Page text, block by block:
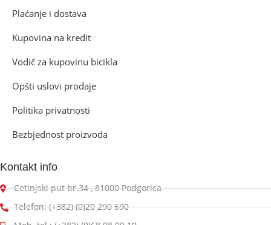
Plaćanje i dostava
Kupovina na kredit
Vodič za kupovinu bicikla
Opšti uslovi prodaje
Politika privatnosti
Bezbjednost proizvoda
Kontakt info
Cetinjski put br.34 , 81000 Podgorica
Telefon: (+382) (0)20 290 690